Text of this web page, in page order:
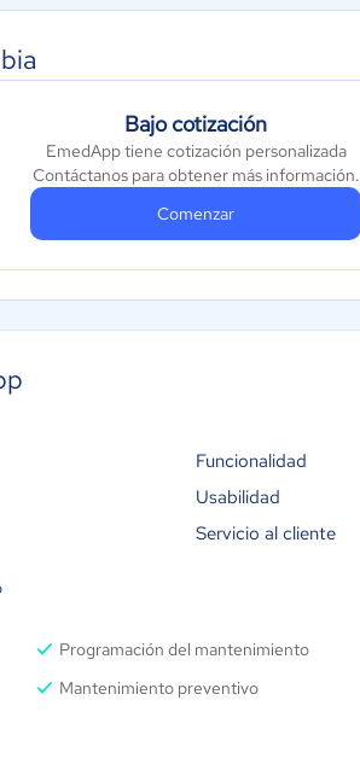
Bajo cotización
EmedApp tiene cotización personalizada
Contáctanos para obtener más información.
Comenzar
Funcionalidad
Usabilidad
Servicio al cliente
Programación del mantenimiento
Mantenimiento preventivo